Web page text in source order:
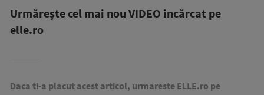
Urmăreşte cel mai nou VIDEO incărcat pe
elle.ro
Daca ti-a placut acest articol, urmareste ELLE.ro pe